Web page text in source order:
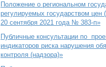
Положение о региональном
регулируемых государством цен
20 сентября 2021 года № 383-п»
Публичные консультации по
индикаторов риска нарушения
контроля (надзора)»